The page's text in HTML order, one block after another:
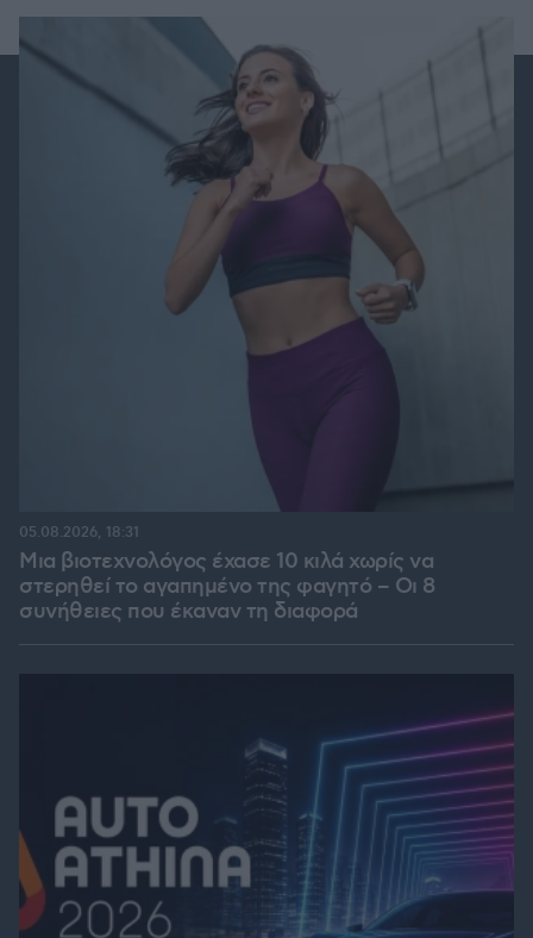
Μια βιοτεχνολόγος έχασε 10 κιλά χωρίς να
στερηθεί το αγαπημένο της φαγητό – Οι 8
συνήθειες που έκαναν τη διαφορά
05.08.2026, 18:31